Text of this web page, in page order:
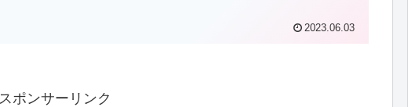
2023.06.03
スポンサーリンク